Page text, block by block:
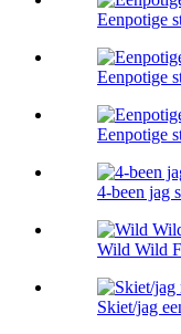
Eenpotige
Eenpotige
Eenpotige
4-been jag
Wild Wild
Skiet/jag